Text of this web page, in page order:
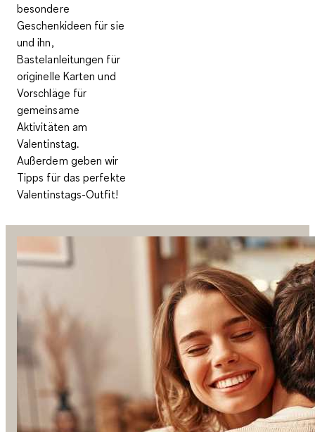
besondere
Geschenkideen für sie
und ihn,
Bastelanleitungen für
originelle Karten und
Vorschläge für
gemeinsame
Aktivitäten am
Valentinstag.
Außerdem geben wir
Tipps für das perfekte
Valentinstags-Outfit!